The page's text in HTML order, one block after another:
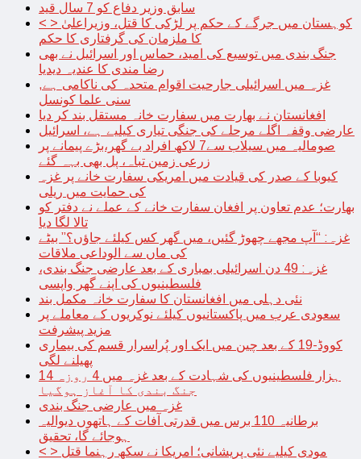
سابق وزیر دفاع کو 7 سال قید
< > کوہستان میں جرگے کے حکم پر لڑکی کا قتل، وزیراعلیٰ
کا ملزمان کی گرفتاری کا حکم
جنگ بندی میں توسیع کی امید، حماس اور اسرائیل نے بھی
رضا مندی کا عندیہ دیدیا
غزہ میں اسرائیلی جارحیت اقوام متحدہ کی ناکامی ہے,
سنی علما کونسل
افغانستان نے بھارت میں سفارت خانہ مستقل بند کر دیا
عارضی وقفہ اگلے مرحلے کی جنگی تیاری کیلیے ہے، اسرائیل
صومالیہ میں سیلاب سے7 لاکھ افراد بے گھر،بڑے پیمانے پر
زرعی زمین تباہ، پل بھی بہہ گئے
کیوبا کے صدر کی قیادت میں امریکی سفارت خانے پر غزہ
کی حمایت میں ریلی
بھارت؛ عدم تعاون پر افغان سفارت خانے کے عملے نے دفتر کو
تالا لگا دیا
غزہ: “آپ مجھے چھوڑ گئیں، میں گھر کس کیلئے جاؤں؟” بیٹے
کی ماں سے الوداعی ملاقات
غزہ: 49 دن اسرائیلی بمباری کے بعد عارضی جنگ بندی،
فلسطینیوں کی اپنے گھر واپسی
نئی دہلی میں افغانستان کا سفارت خانہ مکمل بند
سعودی عرب میں پاکستانیوں کیلئے نوکریوں کے معاملے پر
مزید پیشرفت
کووڈ-19 کے بعد چین میں ایک اور پُراسرار قسم کی بیماری
پھیلنے لگی
14 ہزار فلسطینیوں کی شہادت کے بعد غزہ میں 4 روزہ
جنگ بندی کا آغاز ہوگیا
غزہ میں عارضی جنگ بندی
برطانیہ 110 برس میں قدرتی آفات کے ہاتھوں دیوالیہ
ہوجائے گا، تحقیق
< > مودی کیلیے نئی پریشانی؛ امریکا نے سکھ رہنما قتل